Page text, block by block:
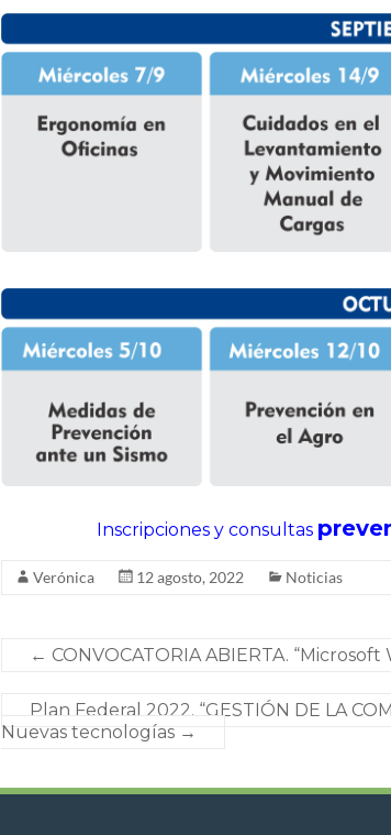
Inscripciones y consultas
Verónica 12 agosto, 2022 Noticias
← CONVOCATORIA ABIERTA.
Plan Federal 2022. “GESTIÓN DE LA
Nuevas tecnologías →